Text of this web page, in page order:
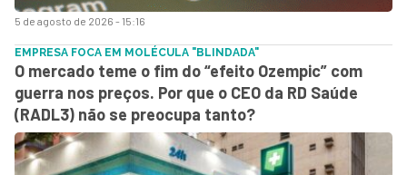
5 de agosto de 2026 - 15:16
EMPRESA FOCA EM MOLÉCULA "BLINDADA"
O mercado teme o fim do “efeito Ozempic” com
guerra nos preços. Por que o CEO da RD Saúde
(RADL3) não se preocupa tanto?